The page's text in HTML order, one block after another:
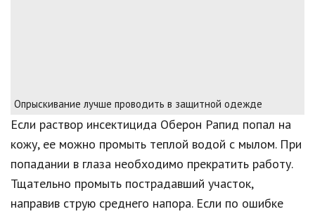
Опрыскивание лучше проводить в защитной одежде
Если раствор инсектицида Оберон Рапид попал на
кожу, ее можно промыть теплой водой с мылом. При
попадании в глаза необходимо прекратить работу.
Тщательно промыть пострадавший участок,
направив струю среднего напора. Если по ошибке